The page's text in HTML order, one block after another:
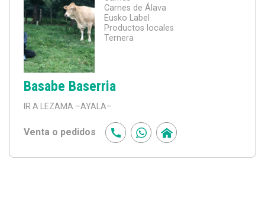
Carnes de Álava
Eusko Label
Productos locales
Ternera
Basabe Baserria
IR A LEZAMA –AYALA–
Venta o pedidos